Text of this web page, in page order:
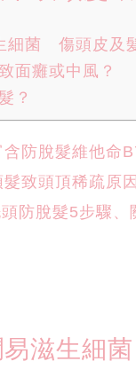
細菌 傷頭皮及
面癱或中風？
？
含防脫髮維他
致頭頂稀疏原
防脫髮5步驟、
易滋生細